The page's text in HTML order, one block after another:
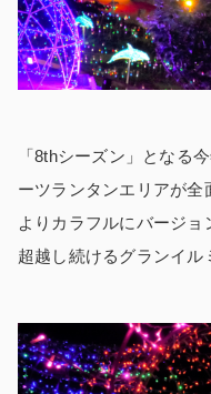
「8thシーズン」となる
ーツランタンエリアが全
よりカラフルにバージ
超越し続けるグランイル